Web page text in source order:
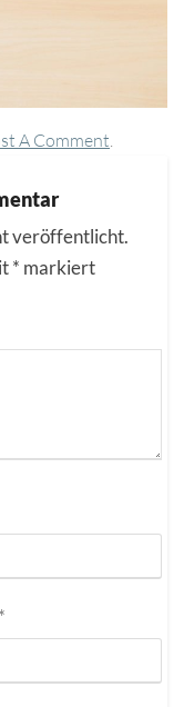
A Comment.
veröffentlicht.
* markiert
*